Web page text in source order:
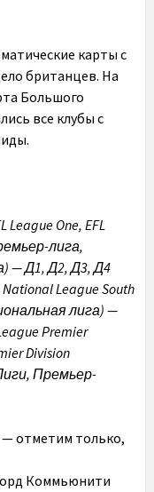
карты с
британцев. На
Большого
все клубы с
League One, EFL
лига,
) —Д1, Д2, Д3, Д4
League South
лига) —
Premier
Division
Премьер-
отметим только,
Коммьюнити